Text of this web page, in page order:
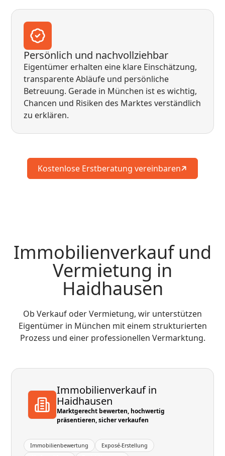
Persönlich und nachvollziehbar
Eigentümer erhalten eine klare Einschätzung,
transparente Abläufe und persönliche
Betreuung. Gerade in München ist es wichtig,
Chancen und Risiken des Marktes verständlich
zu erklären.
Kostenlose Erstberatung vereinbaren
Immobilienverkauf und
Vermietung in
Haidhausen
Ob Verkauf oder Vermietung, wir unterstützen
Eigentümer in München mit einem strukturierten
Prozess und einer professionellen Vermarktung.
Immobilienverkauf in
Haidhausen
Marktgerecht bewerten, hochwertig
präsentieren, sicher verkaufen
Immobilienbewertung
Exposé-Erstellung